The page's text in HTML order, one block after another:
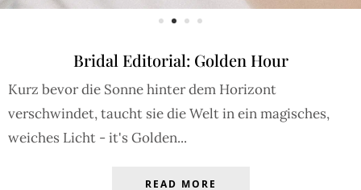
Bridal Editorial: Golden Hour
Kurz bevor die Sonne hinter dem Horizont
verschwindet, taucht sie die Welt in ein magisches,
weiches Licht - it's Golden...